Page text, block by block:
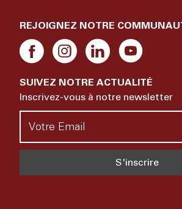
REJOIGNEZ NOTRE
SUIVEZ NOTRE ACTUALITÉ
Inscrivez-vous à notre newsletter